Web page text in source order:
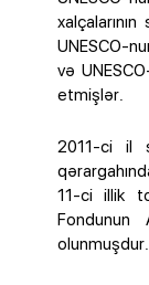
UNESCO-
və
etmişlər.
2011-ci il
11-ci illik
Fondunun
olunmuşdur.